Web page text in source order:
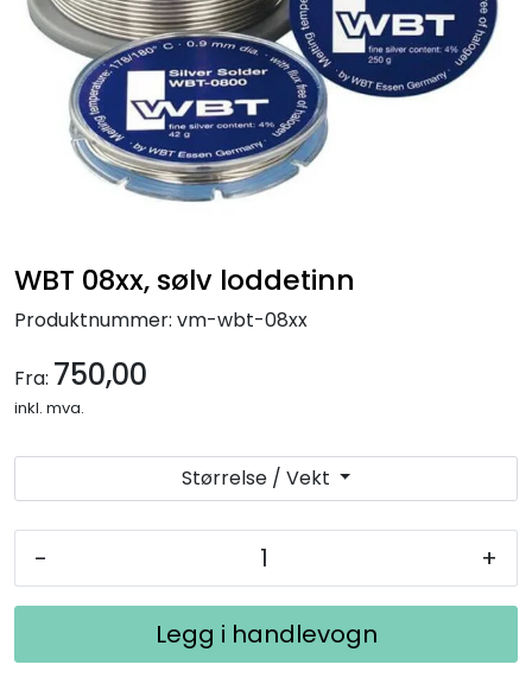
WBT 08xx, sølv loddetinn
Produktnummer: vm-wbt-08xx
Fra: 750,00
inkl. mva.
Størrelse / Vekt
- +
Legg i handlevogn
Kabler
Nettverk
Tilbehør